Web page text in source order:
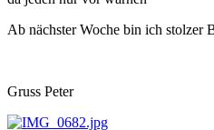
Ab nächster Woche bin ich stolzer
Gruss Peter